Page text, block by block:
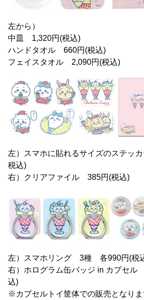
左から）
中皿 1,320円(税込)
ハンドタオル 660円(税込)
フェイスタオル 2,090円(税込)
左）スマホに貼れるサイズのステ
税込)
右）クリアファイル 385円(税込)
左）スマホリング 3種 各990円(税
右）ホログラム缶バッジ in カプセ
込)
※カプセルトイ筐体での販売となりま